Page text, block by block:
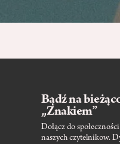
Bądź na
„Znakiem”
Dołącz do społeczności
naszych czytelnikow.